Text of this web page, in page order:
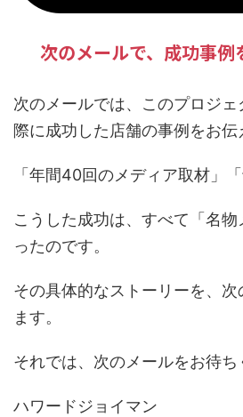
次のメールで、成功事例
次のメールでは、このプロジ
際に成功した店舗の事例をお伝
「年間40回のメディア取材」
こうした成功は、すべて「名物
ったのです。
その具体的なストーリーを、次
ます。
それでは、次のメールをお待ち
ハワードジョイマン